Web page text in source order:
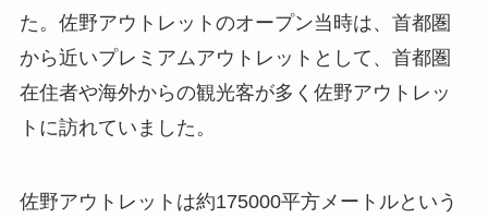
た。佐野アウトレットのオープン当時は、首都圏
から近いプレミアムアウトレットとして、首都圏
在住者や海外からの観光客が多く佐野アウトレッ
トに訪れていました。
佐野アウトレットは約175000平方メートルという